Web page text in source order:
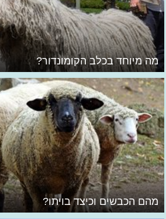
מה מיוחד בכלב הקומונדור?
מהם הכבשים וכיצד בויתו?